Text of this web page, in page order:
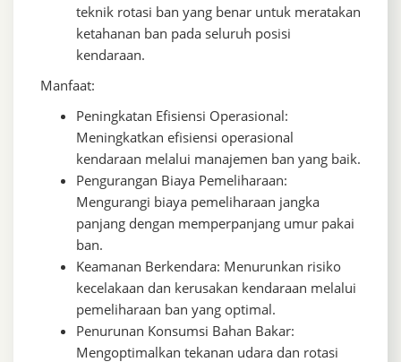
teknik rotasi ban yang benar untuk meratakan
ketahanan ban pada seluruh posisi
kendaraan.
Manfaat:
Peningkatan Efisiensi Operasional:
Meningkatkan efisiensi operasional
kendaraan melalui manajemen ban yang baik.
Pengurangan Biaya Pemeliharaan:
Mengurangi biaya pemeliharaan jangka
panjang dengan memperpanjang umur pakai
ban.
Keamanan Berkendara: Menurunkan risiko
kecelakaan dan kerusakan kendaraan melalui
pemeliharaan ban yang optimal.
Penurunan Konsumsi Bahan Bakar:
Mengoptimalkan tekanan udara dan rotasi